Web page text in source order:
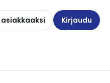
asiakkaaksi Kirjaudu